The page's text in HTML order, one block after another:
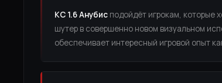
КС 1.6 Анубис подойдёт игрокам, которые
шутер в совершенно новом визуальном
обеспечивает интересный игровой опыт